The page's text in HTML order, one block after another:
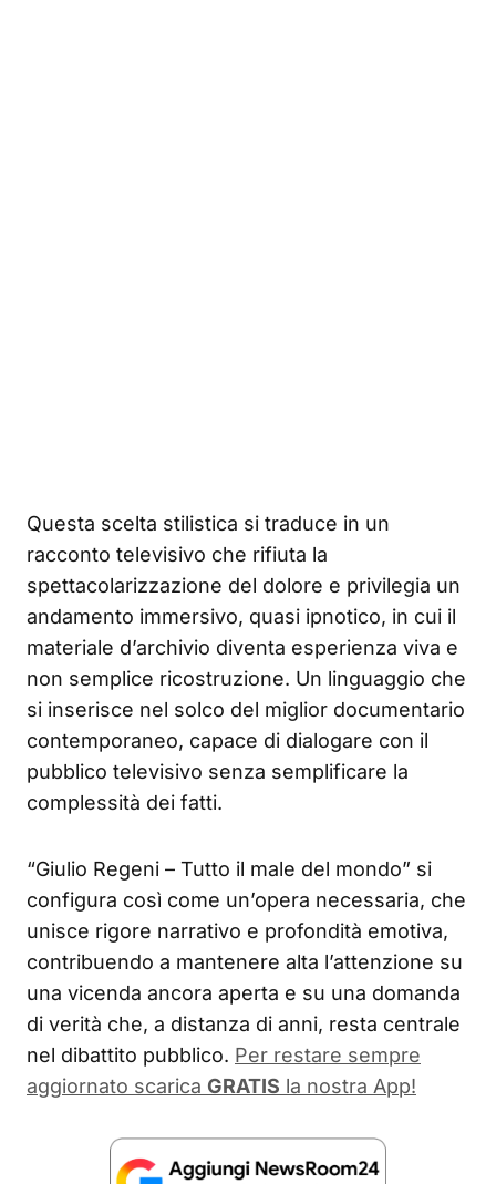
Questa scelta stilistica si traduce in un
racconto televisivo che rifiuta la
spettacolarizzazione del dolore e privilegia un
andamento immersivo, quasi ipnotico, in cui il
materiale d’archivio diventa esperienza viva e
non semplice ricostruzione. Un linguaggio che
si inserisce nel solco del miglior documentario
contemporaneo, capace di dialogare con il
pubblico televisivo senza semplificare la
complessità dei fatti.
“Giulio Regeni – Tutto il male del mondo” si
configura così come un’opera necessaria, che
unisce rigore narrativo e profondità emotiva,
contribuendo a mantenere alta l’attenzione su
una vicenda ancora aperta e su una domanda
di verità che, a distanza di anni, resta centrale
nel dibattito pubblico. Per restare sempre
aggiornato scarica GRATIS la nostra App!